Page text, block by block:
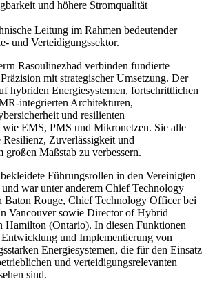
und höhere Stromqualität
Leitung im Rahmen bedeutender
und Verteidigungssektor.
Rasoulinezhad verbinden fundierte
mit strategischer Umsetzung. Der
hybriden Energiesystemen, fortschrittlichen
integrierten Architekturen,
und resilienten
wie EMS, PMS und Mikronetzen. Sie alle
Zuverlässigkeit und
Maßstab zu verbessern.
Führungsrollen in den Vereinigten
und war unter anderem Chief Technology
Rouge, Chief Technology Officer bei
Vancouver sowie Director of Hybrid
Hamilton (Ontario). In diesen Funktionen
und Implementierung von
Energiesystemen, die für den Einsatz
und verteidigungsrelevanten
sind.